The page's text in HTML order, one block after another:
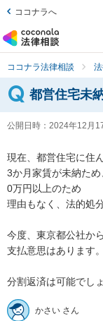
ココナラへ
ココナラ法律相談
都営住宅未
公開日時： 2024年12月
現在、都営住宅に住
3か月家賃が未納た
0万円以上のため
理由もなく、法的処
今度、東京都公社か
支払意思はあります。
分割返済は可能でし
かさい さん